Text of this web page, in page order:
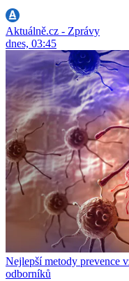
Aktuálně.cz - Zprávy
dnes, 03:45
Nejlepší metody prevence
odborníků